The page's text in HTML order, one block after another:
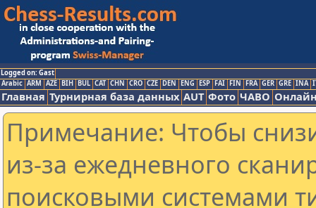
Logged on: Gast
Arabic ARM AZE BIH BUL CAT CHN CRO CZE DEN ENG ESP FAI FIN FRA GER GRE INA
Главная Турнирная база данных AUT Фото ЧАВО
Примечание: Чтобы
из-за ежедневного
поисковыми системами